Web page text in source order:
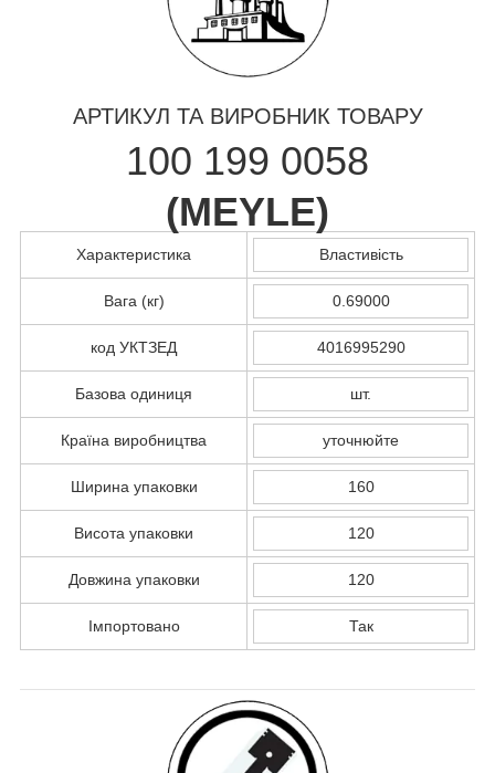
АРТИКУЛ ТА ВИРОБНИК ТОВАРУ
100 199 0058
(MEYLE)
Характеристика Властивість
Вага (кг) 0.69000
код УКТЗЕД 4016995290
Базова одиниця шт.
Країна виробництва уточнюйте
Ширина упаковки 160
Висота упаковки 120
Довжина упаковки 120
Імпортовано Так